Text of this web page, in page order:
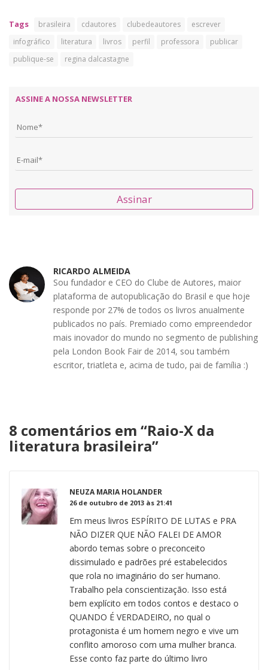
Tags brasileira cdautores clubedeautores
escrever
infográfico
literatura livros perfil professora
publicar
publique-se
regina dalcastagne
ASSINE A NOSSA NEWSLETTER
Assinar
RICARDO ALMEIDA
Sou fundador e CEO do Clube de Autores, maior
plataforma de autopublicação do Brasil e que hoje
responde por 27% de todos os livros anualmente
publicados no país. Premiado como empreendedor
mais inovador do mundo no segmento de publishing
pela London Book Fair de 2014, sou também
escritor, triatleta e, acima de tudo, pai de família :)
8 comentários em “Raio-X da
literatura brasileira”
NEUZA MARIA HOLANDER
26 de outubro de 2013 às 21:41
Em meus livros ESPÍRITO DE LUTAS e PRA
NÃO DIZER QUE NÃO FALEI DE AMOR
abordo temas sobre o preconceito
dissimulado e padrões pré estabelecidos
que rola no imaginário do ser humano.
Trabalho pela conscientização. Isso está
bem explícito em todos contos e destaco o
QUANDO É VERDADEIRO, no qual o
protagonista é um homem negro e vive um
conflito amoroso com uma mulher branca.
Esse conto faz parte do último livro